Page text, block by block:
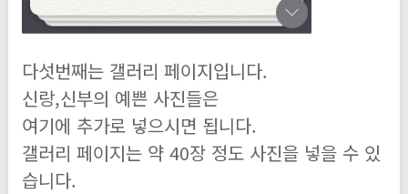
다섯번째는 갤러리 페이지입니다.
신랑,신부의 예쁜 사진들은
여기에 추가로 넣으시면 됩니다.
갤러리 페이지는 약 40장 정도 사진을 넣을 수 있
습니다.